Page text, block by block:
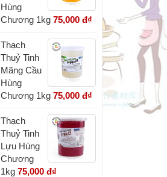
Hùng
Chương 1kg 75,000 đ₫
Thạch
Thuỷ Tinh
Mãng Cầu
Hùng
Chương 1kg 75,000 đ₫
Thạch
Thuỷ Tinh
Lựu Hùng
Chương
1kg 75,000 đ₫